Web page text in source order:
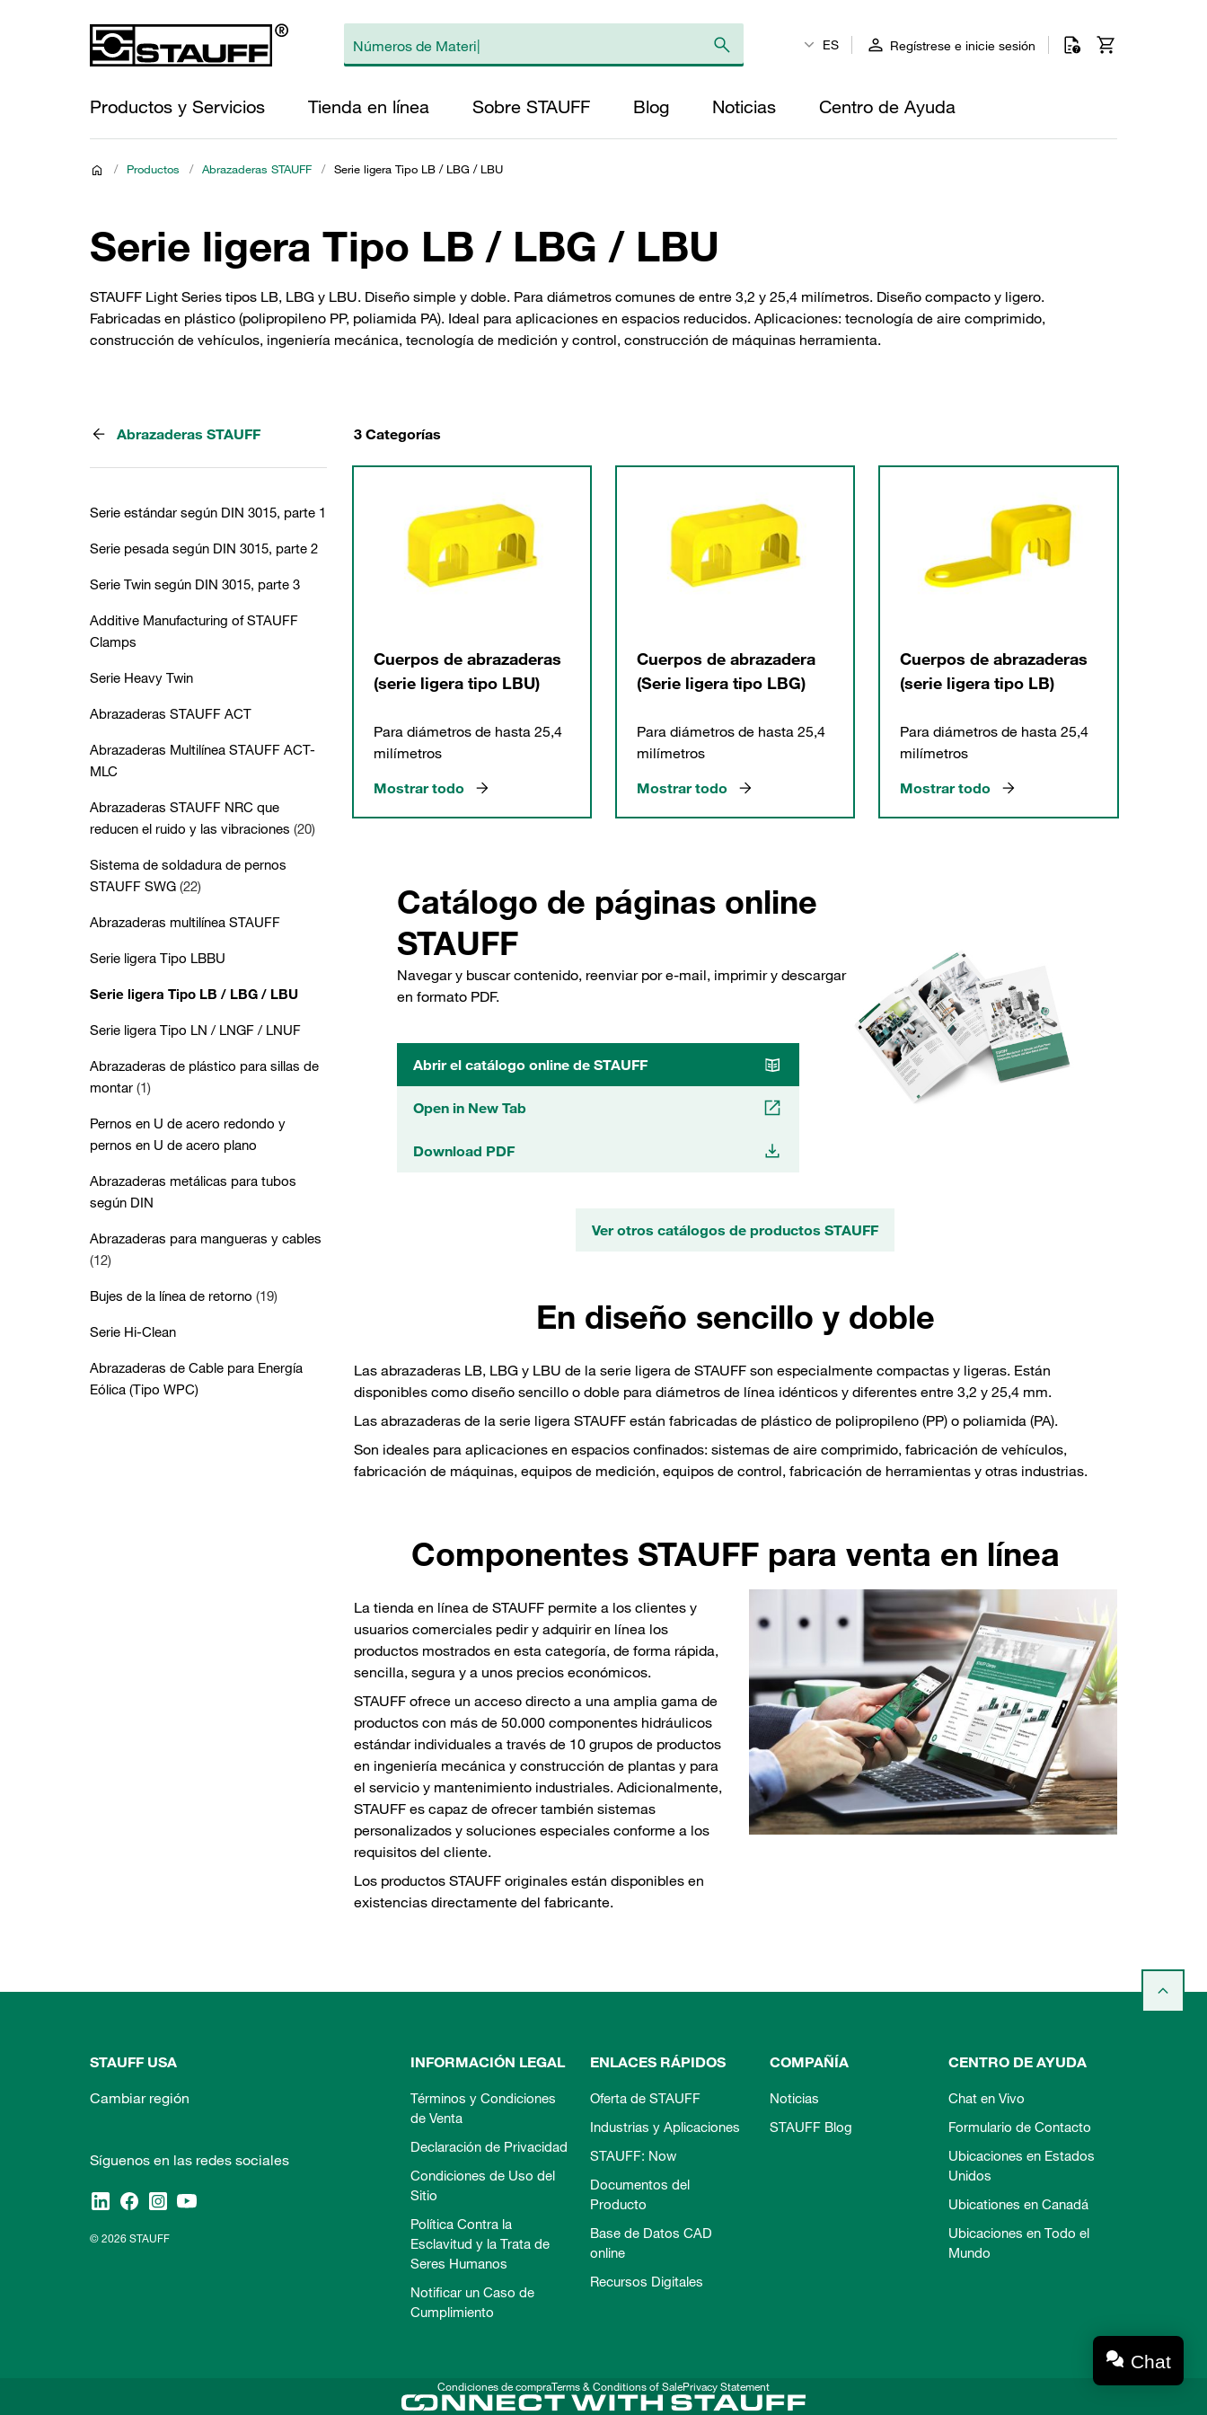
ES Regístrese e inicie sesión
Productos y Servicios Tienda en línea Sobre STAUFF Blog Noticias Centro de Ayuda
/ Productos / Abrazaderas STAUFF / Serie ligera Tipo LB / LBG / LBU
Serie ligera Tipo LB / LBG / LBU
STAUFF Light Series tipos LB, LBG y LBU. Diseño simple y doble. Para diámetros comunes de entre 3,2 y 25,4 milímetros. Diseño compacto y ligero.
Fabricadas en plástico (polipropileno PP, poliamida PA). Ideal para aplicaciones en espacios reducidos. Aplicaciones: tecnología de aire comprimido,
construcción de vehículos, ingeniería mecánica, tecnología de medición y control, construcción de máquinas herramienta.
Abrazaderas STAUFF
Serie estándar según DIN 3015, parte 1
Serie pesada según DIN 3015, parte 2
Serie Twin según DIN 3015, parte 3
Additive Manufacturing of STAUFF
Clamps
Serie Heavy Twin
Abrazaderas STAUFF ACT
Abrazaderas Multilínea STAUFF ACT-
MLC
Abrazaderas STAUFF NRC que
reducen el ruido y las vibraciones (20)
Sistema de soldadura de pernos
STAUFF SWG (22)
Abrazaderas multilínea STAUFF
Serie ligera Tipo LBBU
Serie ligera Tipo LB / LBG / LBU
Serie ligera Tipo LN / LNGF / LNUF
Abrazaderas de plástico para sillas de
montar (1)
Pernos en U de acero redondo y
pernos en U de acero plano
Abrazaderas metálicas para tubos
según DIN
Abrazaderas para mangueras y cables
(12)
Bujes de la línea de retorno (19)
Serie Hi-Clean
Abrazaderas de Cable para Energía
Eólica (Tipo WPC)
3 Categorías
Cuerpos de abrazaderas
(serie ligera tipo LBU)
Para diámetros de hasta 25,4
milímetros
Mostrar todo
Cuerpos de abrazadera
(Serie ligera tipo LBG)
Para diámetros de hasta 25,4
milímetros
Mostrar todo
Cuerpos de abrazaderas
(serie ligera tipo LB)
Para diámetros de hasta 25,4
milímetros
Mostrar todo
Catálogo de páginas online
STAUFF
Navegar y buscar contenido, reenviar por e-mail, imprimir y descargar
en formato PDF.
Abrir el catálogo online de STAUFF
Open in New Tab
Download PDF
Ver otros catálogos de productos STAUFF
En diseño sencillo y doble
Las abrazaderas LB, LBG y LBU de la serie ligera de STAUFF son especialmente compactas y ligeras. Están
disponibles como diseño sencillo o doble para diámetros de línea idénticos y diferentes entre 3,2 y 25,4 mm.
Las abrazaderas de la serie ligera STAUFF están fabricadas de plástico de polipropileno (PP) o poliamida (PA).
Son ideales para aplicaciones en espacios confinados: sistemas de aire comprimido, fabricación de vehículos,
fabricación de máquinas, equipos de medición, equipos de control, fabricación de herramientas y otras industrias.
Componentes STAUFF para venta en línea
La tienda en línea de STAUFF permite a los clientes y
usuarios comerciales pedir y adquirir en línea los
productos mostrados en esta categoría, de forma rápida,
sencilla, segura y a unos precios económicos.
STAUFF ofrece un acceso directo a una amplia gama de
productos con más de 50.000 componentes hidráulicos
estándar individuales a través de 10 grupos de productos
en ingeniería mecánica y construcción de plantas y para
el servicio y mantenimiento industriales. Adicionalmente,
STAUFF es capaz de ofrecer también sistemas
personalizados y soluciones especiales conforme a los
requisitos del cliente.
Los productos STAUFF originales están disponibles en
existencias directamente del fabricante.
STAUFF USA
Cambiar región
Síguenos en las redes sociales
© 2026 STAUFF
INFORMACIÓN LEGAL
Términos y Condiciones
de Venta
Declaración de Privacidad
Condiciones de Uso del
Sitio
Política Contra la
Esclavitud y la Trata de
Seres Humanos
Notificar un Caso de
Cumplimiento
ENLACES RÁPIDOS
Oferta de STAUFF
Industrias y Aplicaciones
STAUFF: Now
Documentos del
Producto
Base de Datos CAD
online
Recursos Digitales
COMPAÑÍA
Noticias
STAUFF Blog
CENTRO DE AYUDA
Chat en Vivo
Formulario de Contacto
Ubicaciones en Estados
Unidos
Ubicationes en Canadá
Ubicaciones en Todo el
Mundo
Condiciones de compraTerms & Conditions of SalePrivacy Statement
Chat